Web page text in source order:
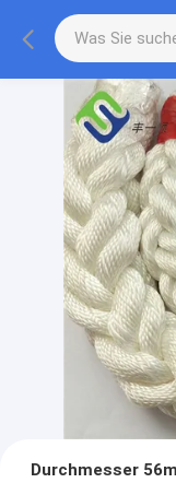
Durchmesser